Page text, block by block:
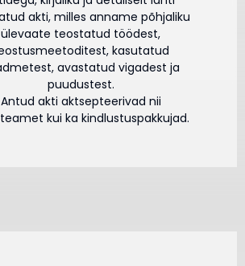
akti, milles anname põhjaliku
ülevaate teostatud töödest,
kasutatud
avastatud vigadest ja
puudustest.
Antud akti aktsepteerivad nii
kui ka kindlustuspakkujad.